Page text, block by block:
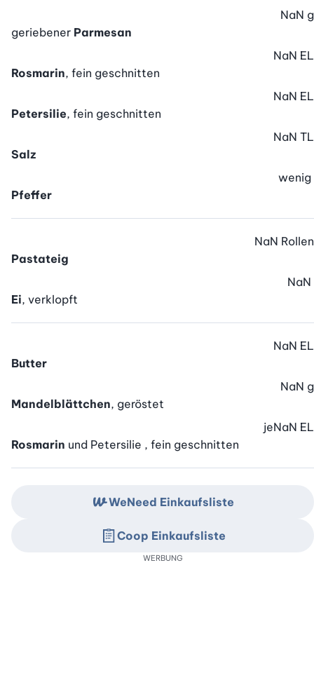
geriebener Parmesan
NaN g
Rosmarin, fein geschnitten
NaN EL
Petersilie, fein geschnitten
NaN EL
Salz
NaN TL
Pfeffer
wenig
Pastateig
NaN Rollen
Ei, verklopft
NaN
Butter
NaN EL
Mandelblättchen, geröstet
NaN g
Rosmarin und Petersilie , fein geschnitten
jeNaN EL
WeNeed Einkaufsliste
Coop Einkaufsliste
WERBUNG